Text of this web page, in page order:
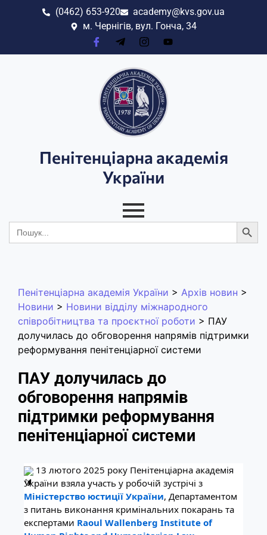
(0462) 653-920
academy@kvs.gov.ua
м. Чернігів, вул. Гонча, 34
Пенітенціарна академія
України
Search
for:
Пенітенціарна академія України > Архів новин >
Новини > Новини відділу міжнародного
співробітництва та проєктної роботи > ПАУ
долучилась до обговорення напрямів підтримки
реформування пенітенціарної системи
ПАУ долучилась до
обговорення напрямів
підтримки реформування
пенітенціарної системи
13 лютого 2025 року Пенітенціарна академія
України взяла участь у робочій зустрічі з
Міністерство юстиції України, Департаментом
з питань виконання кримінальних покарань та
експертами Raoul Wallenberg Institute of